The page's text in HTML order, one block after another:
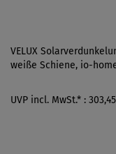
VELUX
weiße Schiene, io-
UVP incl. MwSt.* :